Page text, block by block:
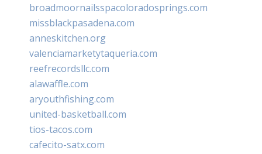
broadmoornailsspacoloradosprings.com
missblackpasadena.com
anneskitchen.org
valenciamarketytaqueria.com
reefrecordsllc.com
alawaffle.com
aryouthfishing.com
united-basketball.com
tios-tacos.com
cafecito-satx.com